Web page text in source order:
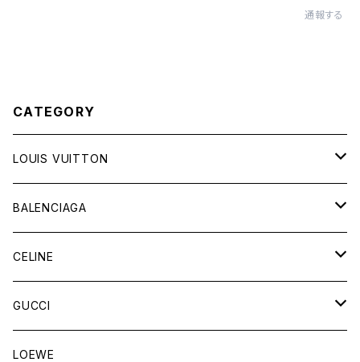
通報する
CATEGORY
LOUIS VUITTON
バッグ
財布&小物
ウェア
BALENCIAGA
バッグ
財布&小物
ウェア
CELINE
バッグ
財布&小物
GUCCI
バッグ
LOEWE